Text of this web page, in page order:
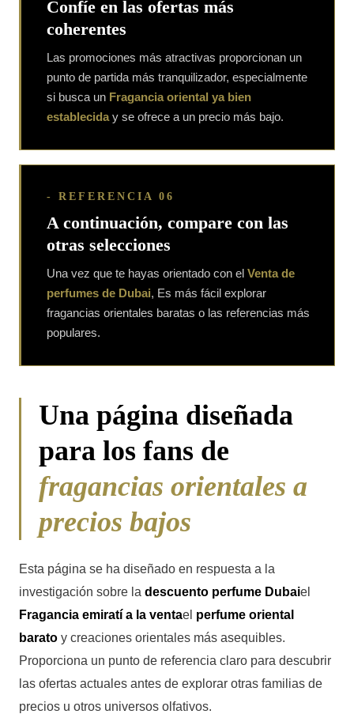
Confíe en las ofertas más
coherentes
Las promociones más atractivas proporcionan un
punto de partida más tranquilizador, especialmente
si busca un Fragancia oriental ya bien
establecida y se ofrece a un precio más bajo.
- REFERENCIA 06
A continuación, compare con las
otras selecciones
Una vez que te hayas orientado con el Venta de
perfumes de Dubai, Es más fácil explorar
fragancias orientales baratas o las referencias más
populares.
Una página diseñada
para los fans de
fragancias orientales a
precios bajos
Esta página se ha diseñado en respuesta a la
investigación sobre la descuento perfume Dubaiel
Fragancia emiratí a la ventael perfume oriental
barato y creaciones orientales más asequibles.
Proporciona un punto de referencia claro para descubrir
las ofertas actuales antes de explorar otras familias de
precios u otros universos olfativos.